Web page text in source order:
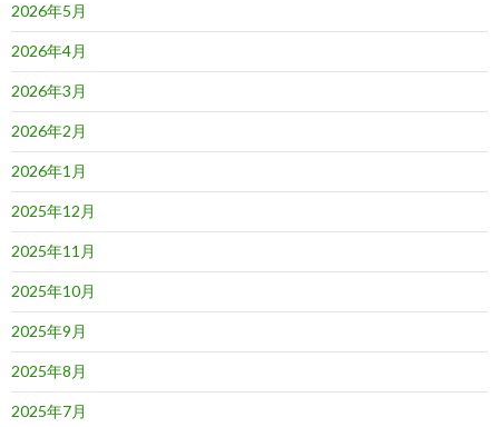
2026年5月
2026年4月
2026年3月
2026年2月
2026年1月
2025年12月
2025年11月
2025年10月
2025年9月
2025年8月
2025年7月